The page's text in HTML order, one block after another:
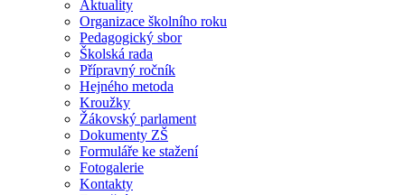
Aktuality
Organizace školního roku
Pedagogický sbor
Školská rada
Přípravný ročník
Hejného metoda
Kroužky
Žákovský parlament
Dokumenty ZŠ
Formuláře ke stažení
Fotogalerie
Kontakty